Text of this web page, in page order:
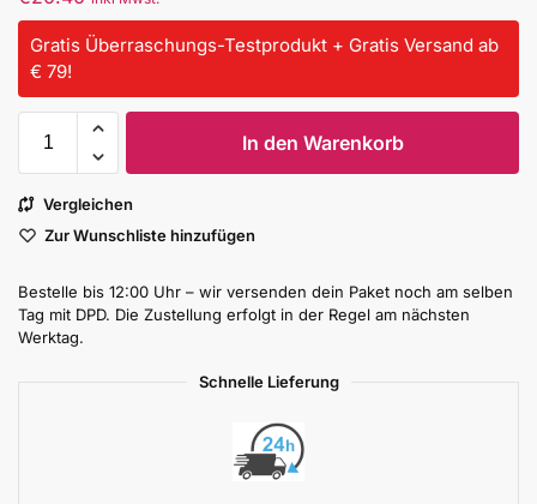
Gratis Überraschungs-Testprodukt + Gratis Versand ab
€ 79!
In den Warenkorb
Vergleichen
Zur Wunschliste hinzufügen
Bestelle bis 12:00 Uhr – wir versenden dein Paket noch am selben
Tag mit DPD. Die Zustellung erfolgt in der Regel am nächsten
Werktag.
Schnelle Lieferung